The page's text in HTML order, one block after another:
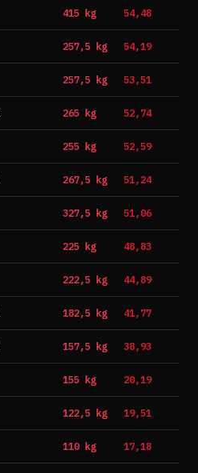
415 kg 54,48
257,5 kg 54,19
257,5 kg 53,51
265 kg 52,74
255 kg 52,59
267,5 kg 51,24
327,5 kg 51,06
225 kg 48,83
222,5 kg 44,89
182,5 kg 41,77
157,5 kg 38,93
155 kg 20,19
122,5 kg 19,51
110 kg 17,18